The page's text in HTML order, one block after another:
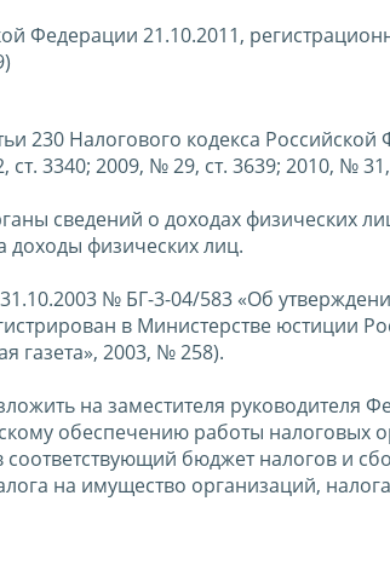
Федерации 21.10.2011,
230 Налогового кодекса
3340; 2009, № 29, ст. 3639; 2010, №
сведений о доходах физических
доходы физических лиц.
№ БГ-3-04/583 «Об
в Министерстве юстиции
газета», 2003, № 258).
на заместителя руководителя
обеспечению работы налоговых
бюджет налогов и
на имущество организаций,